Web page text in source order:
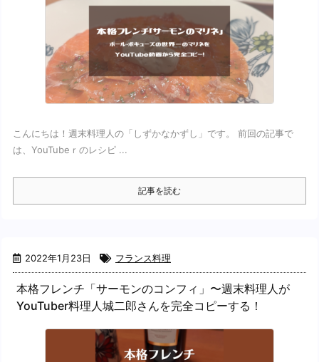
こんにちは！週末料理人の「しずかなかずし」です。 前回の記事で
は、YouTubeｒのレシピ ...
記事を読む
2022年1月23日 フランス料理
本格フレンチ「サーモンのコンフィ」〜週末料理人が
YouTuber料理人城二郎さんを完全コピーする！